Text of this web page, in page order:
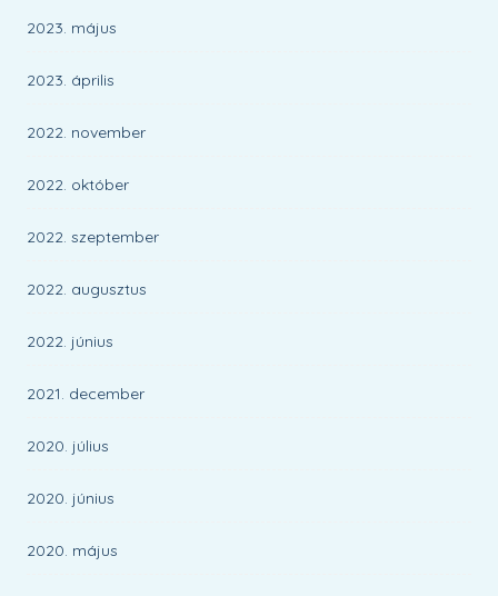
2023. május
2023. április
2022. november
2022. október
2022. szeptember
2022. augusztus
2022. június
2021. december
2020. július
2020. június
2020. május